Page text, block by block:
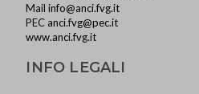
Mailinfo@anci.fvg.it
PEC anci.fvg@pec.it
www.anci.fvg.it
INFO LEGALI